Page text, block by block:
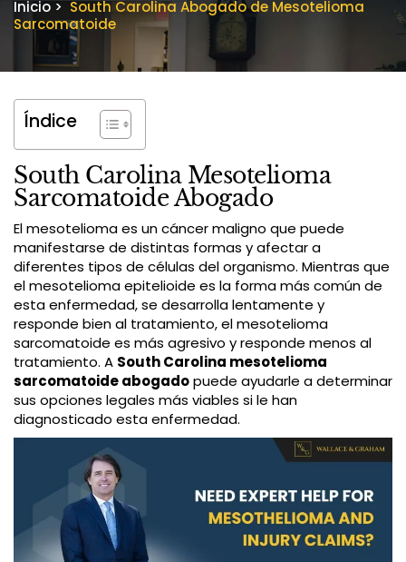
Inicio > South Carolina Abogado de Mesotelioma
Sarcomatoide
Índice
South Carolina Mesotelioma
Sarcomatoide Abogado
El mesotelioma es un cáncer maligno que puede
manifestarse de distintas formas y afectar a
diferentes tipos de células del organismo. Mientras que
el mesotelioma epitelioide es la forma más común de
esta enfermedad, se desarrolla lentamente y
responde bien al tratamiento, el mesotelioma
sarcomatoide es más agresivo y responde menos al
tratamiento. A South Carolina mesotelioma
sarcomatoide abogadopuede ayudarle a determinar
sus opciones legales más viables si le han
diagnosticado esta enfermedad.